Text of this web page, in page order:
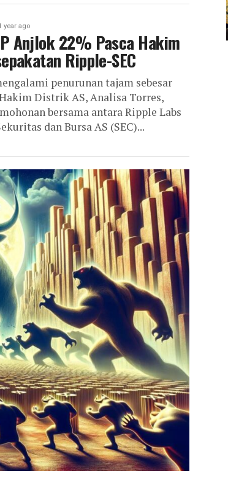
year ago
Anjlok 22% Pasca Hakim
Ripple-SEC
penurunan tajam sebesar
Distrik AS, Analisa Torres,
bersama antara Ripple Labs
dan Bursa AS (SEC)...